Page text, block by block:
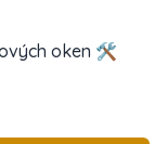
oken 🛠️